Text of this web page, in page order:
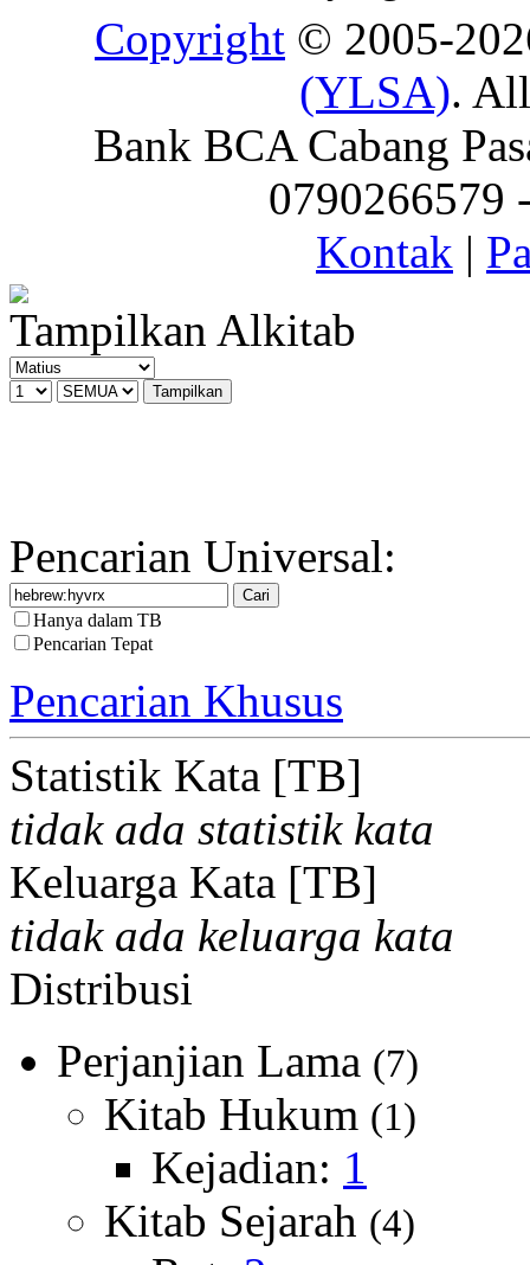
Copyright © 2005-
(YLSA).
Bank BCA Cabang
0790266579
Kontak |
Tampilkan Alkitab
Pencarian Universal:
Hanya dalam TB
Pencarian Tepat
Pencarian Khusus
Statistik Kata [TB]
tidak ada statistik kata
Keluarga Kata [TB]
tidak ada keluarga kata
Distribusi
Perjanjian Lama (7)
Kitab Hukum (1)
Kejadian: 1
Kitab Sejarah (4)